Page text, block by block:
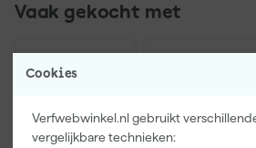
Cookies
Verfwebwinkel.nl gebruikt
vergelijkbare technieken:
Vaak gekocht met